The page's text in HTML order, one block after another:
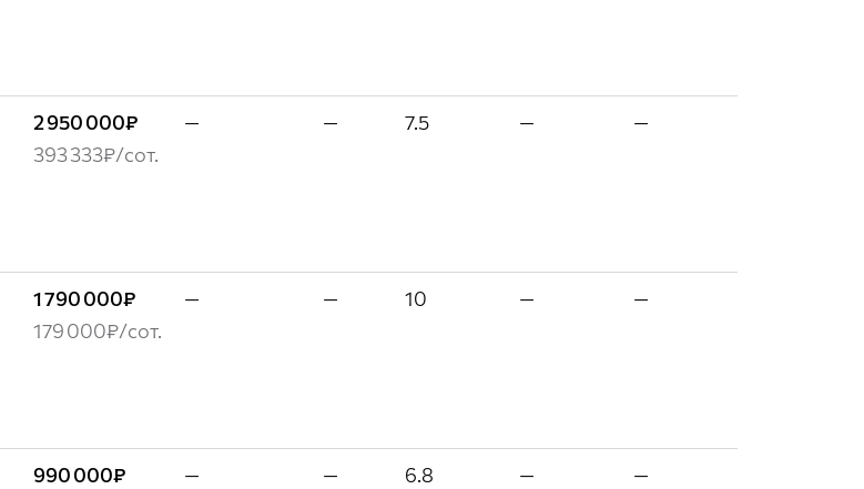
2 950 000₽
393 333₽/сот.
— — 7.5 — —
1 790 000₽
179 000₽/сот.
— — 10 — —
990 000₽
— — 6.8 — —